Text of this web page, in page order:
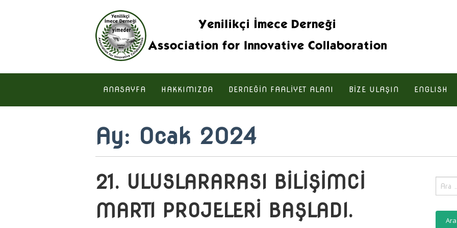
ANASAYFA HAKKIMIZDA DERNEĞIN FAALIYET ALANI BIZE ULAŞIN ENGLISH
Ay: Ocak 2024
21. ULUSLARARASI BİLİŞİMCİ
MARTI PROJELERİ BAŞLADI.